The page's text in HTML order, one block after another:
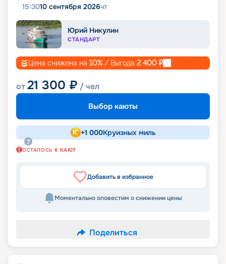
15:3010 сентября 2026чт
Юрий Никулин
СТАНДАРТ
Цена снижена на 10% / Выгода 2 400 ₽
от21 300 ₽ / чел
Выбор каюты
+1 000Круизных миль
ОСТАЛОСЬ 6 КАЮТ
Добавить в избранное
Моментально оповестим о снижении цены
Поделиться